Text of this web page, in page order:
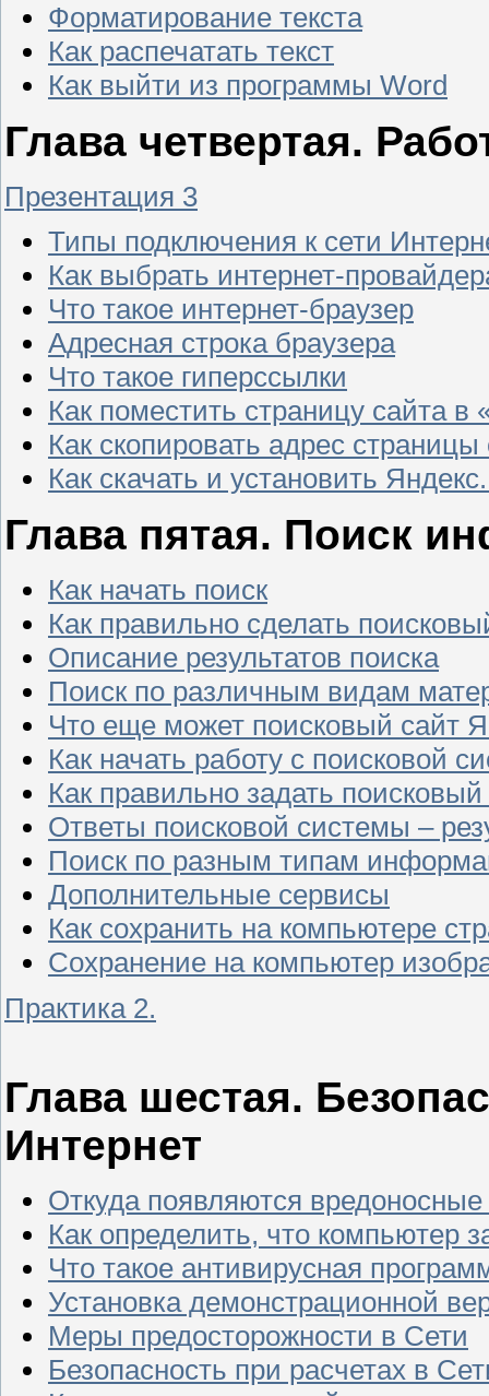
Форматирование текста
Как распечатать текст
Как выйти из программы Word
Глава четвертая.
Презентация 3
Типы подключения к сети
Как выбрать интернет-
Что такое интернет-браузер
Адресная строка браузера
Что такое гиперссылки
Как поместить страницу сайта в
Как скопировать адрес страницы
Как скачать и установить
Глава пятая. Поиск
Как начать поиск
Как правильно сделать
Описание результатов поиска
Поиск по различным видам
Что еще может поисковый сайт
Как начать работу с поисковой
Как правильно задать поисковый
Ответы поисковой системы –
Поиск по разным типам
Дополнительные сервисы
Как сохранить на компьютере
Сохранение на компьютер
Практика 2.
Глава шестая.
Интернет
Откуда появляются
Как определить, что компьютер
Что такое антивирусная
Установка демонстрационной
Меры предосторожности в Сети
Безопасность при расчетах в